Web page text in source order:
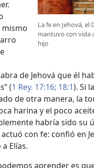
La fe en Jehová, el
mantuvo con vida
hijo
de Jehová que él
(1 Rey. 17:16; 18:1). Si
de otra manera, la
harina y el poco
habría sido su
con fe: confió en
Elías.
aprender es